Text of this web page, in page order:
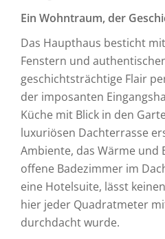
Ein Wohntraum, der
Das Haupthaus besticht
Fenstern und
geschichtsträchtige Flair
der imposanten
Küche mit Blick in den
luxuriösen Dachterrasse
Ambiente, das Wärme und
offene Badezimmer im
eine Hotelsuite, lässt
hier jeder Quadratmeter
durchdacht wurde.